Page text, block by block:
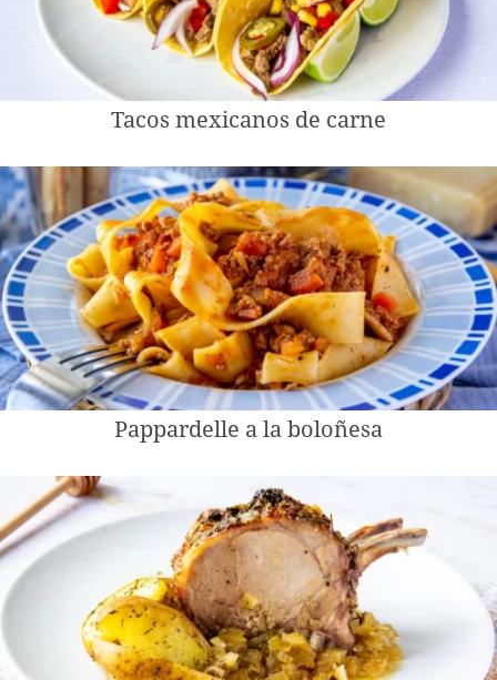
Tacos mexicanos de carne
Pappardelle a la boloñesa